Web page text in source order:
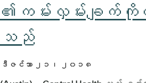
၏ကမ်းလှမ်းချက်
သည်
ဒီဇင်ဘာ ၂၁၊ ၂၀၁၈